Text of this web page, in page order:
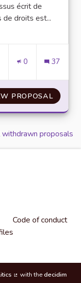
écrit de
de droits est...
et Droit
0 37
PROPOSALMISE
withdrawn proposals
Code of conduct
étudiante
citoyenne
with thedecidim